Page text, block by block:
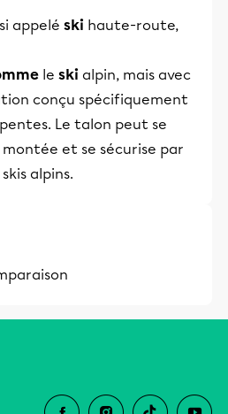
appelé ski haute-route,
le ski alpin, mais avec
conçu spécifiquement
Le talon peut se
et se sécurise par
skis alpins.